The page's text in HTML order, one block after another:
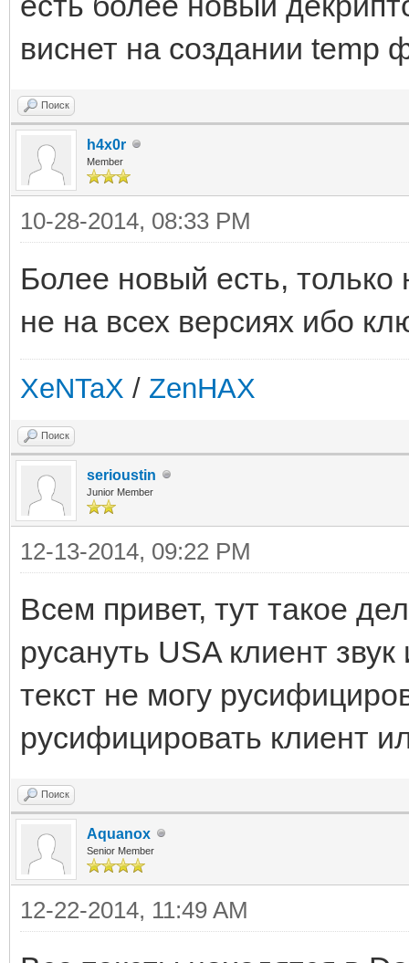
виснет на создании temp
Поиск
h4x0r
Member
10-28-2014, 08:33 PM
Более новый есть,
не на всех версиях ибо
XeNTaX / ZenHAX
Поиск
serioustin
Junior Member
12-13-2014, 09:22 PM
Всем привет, тут такое
русануть USA клиент
текст не могу
русифицировать клиент
Поиск
Aquanox
Senior Member
12-22-2014, 11:49 AM